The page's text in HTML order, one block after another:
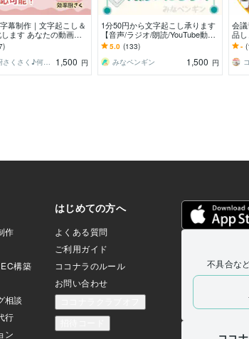
幕制作｜文字起こし＆
ます あなたの動画を
外の動画を日本で発
効率厨さくさく♪何でも自動化♪
1,500 円
1分50円から文字起こし承ります
【音声/ラジオ/朗読/YouTube動画
など】
5.0 (133)
みなペンギン
1,500 円
会
品し
＋ア
げま
-